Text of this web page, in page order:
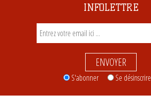
INFOLETTRE
ENVOYER
S'abonner Se désinscrire